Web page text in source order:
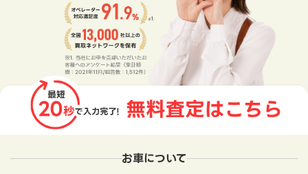
お車について